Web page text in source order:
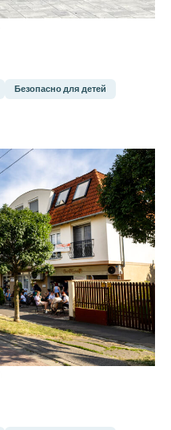
Безопасно для детей